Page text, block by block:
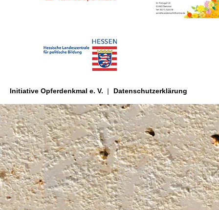
Initiative Opferdenkmal e. V. Datenschutzerklärung